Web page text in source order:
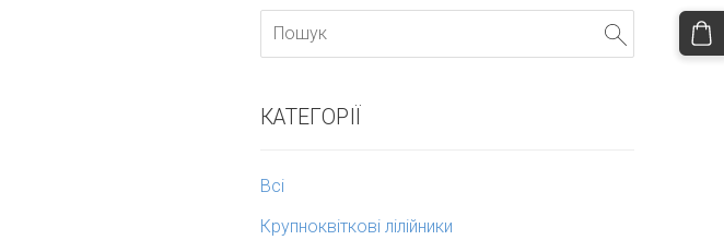
КАТЕГОРІЇ
Всі
Крупноквіткові лілійники